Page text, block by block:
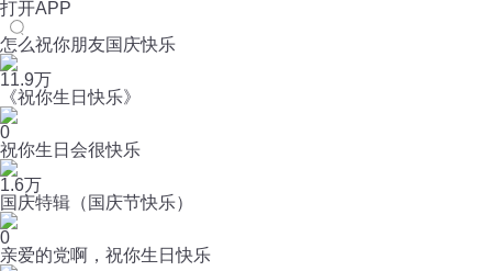
打开APP
怎么祝你朋友国庆快乐
11.9万
《祝你生日快乐》
0
祝你生日会很快乐
1.6万
国庆特辑（国庆节快乐）
0
亲爱的党啊，祝你生日快乐